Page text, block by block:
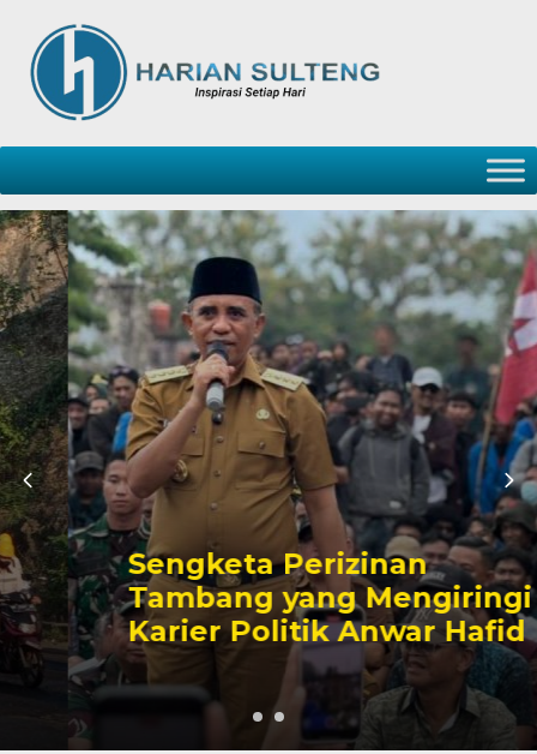
Sengketa Perizinan
Tambang yang Mengiringi
Karier Politik Anwar Hafid